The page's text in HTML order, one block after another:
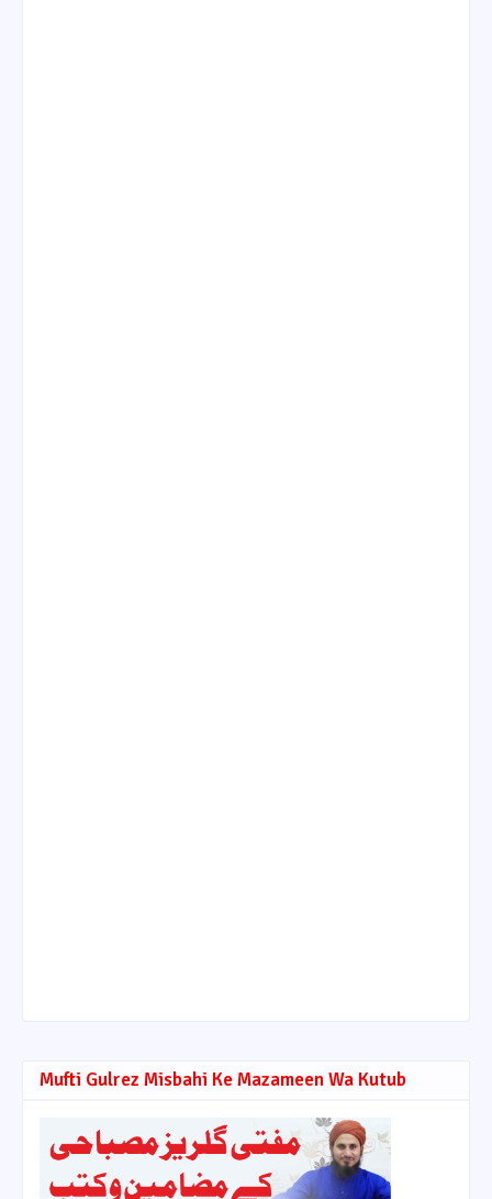
Mufti Gulrez Misbahi Ke Mazameen Wa Kutub